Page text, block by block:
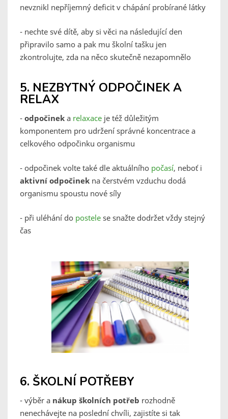
nevznikl nepříjemný deficit v chápání probírané látky
- nechte své dítě, aby si věci na následující den
připravilo samo a pak mu školní tašku jen
zkontrolujte, zda na něco skutečně nezapomnělo
5. NEZBYTNÝ ODPOČINEK A
RELAX
- odpočinek a relaxace je též důležitým
komponentem pro udržení správné koncentrace a
celkového odpočinku organismu
- odpočinek volte také dle aktuálního počasí, neboť i
aktivní odpočinek na čerstvém vzduchu dodá
organismu spoustu nové síly
- při uléhání do postele se snažte dodržet vždy stejný
čas
6. ŠKOLNÍ POTŘEBY
- výběr a nákup školních potřeb rozhodně
nenechávejte na poslední chvíli, zajistíte si tak